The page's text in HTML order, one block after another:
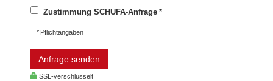
Zustimmung SCHUFA-Anfrage *
* Pflichtangaben
Anfrage senden
SSL-verschlüsselt